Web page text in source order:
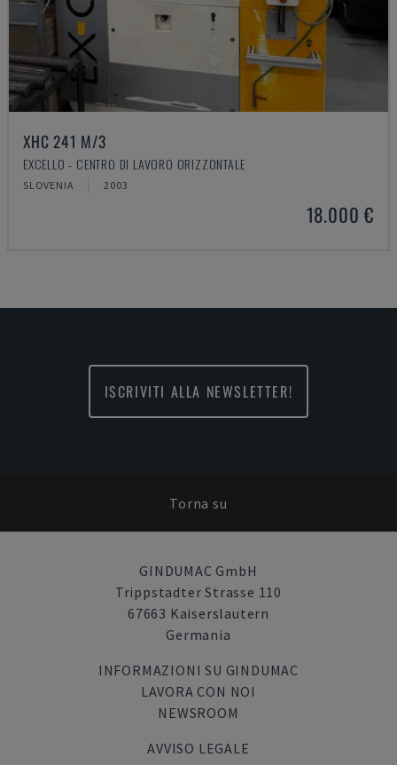
XHC 241 M/3
EXCELLO - CENTRO DI LAVORO ORIZZONTALE
SLOVENIA 2003
18.000 €
ISCRIVITI ALLA NEWSLETTER!
Torna su
GINDUMAC GmbH
Trippstadter Strasse 110
67663 Kaiserslautern
Germania
INFORMAZIONI SU GINDUMAC
LAVORA CON NOI
NEWSROOM
AVVISO LEGALE